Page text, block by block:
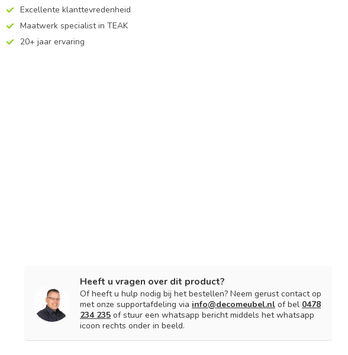
Excellente klanttevredenheid
Maatwerk specialist in TEAK
20+ jaar ervaring
Heeft u vragen over dit product?
Of heeft u hulp nodig bij het bestellen? Neem gerust contact op
met onze supportafdeling via info@decomeubel.nl of bel 0478
234 235 of stuur een whatsapp bericht middels het whatsapp
icoon rechts onder in beeld.